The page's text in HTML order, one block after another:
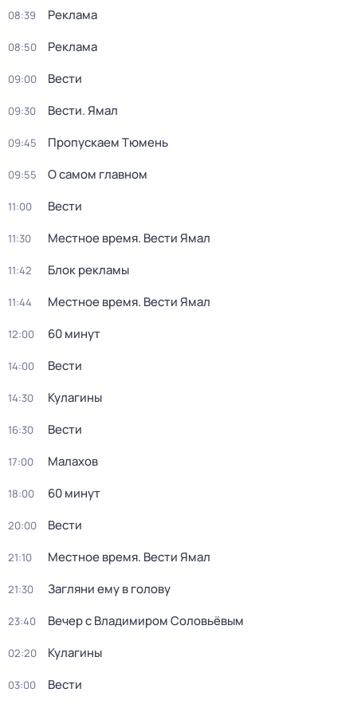
08:39 Реклама
08:50 Реклама
09:00 Вести
09:30 Вести. Ямал
09:45 Пропускаем Тюмень
09:55 О самом главном
11:00 Вести
11:30 Местное время. Вести Ямал
11:42 Блок рекламы
11:44 Местное время. Вести Ямал
12:00 60 минут
14:00 Вести
14:30 Кулагины
16:30 Вести
17:00 Малахов
18:00 60 минут
20:00 Вести
21:10 Местное время. Вести Ямал
21:30 Загляни ему в голову
23:40 Вечер с Владимиром Соловьёвым
02:20 Кулагины
03:00 Вести